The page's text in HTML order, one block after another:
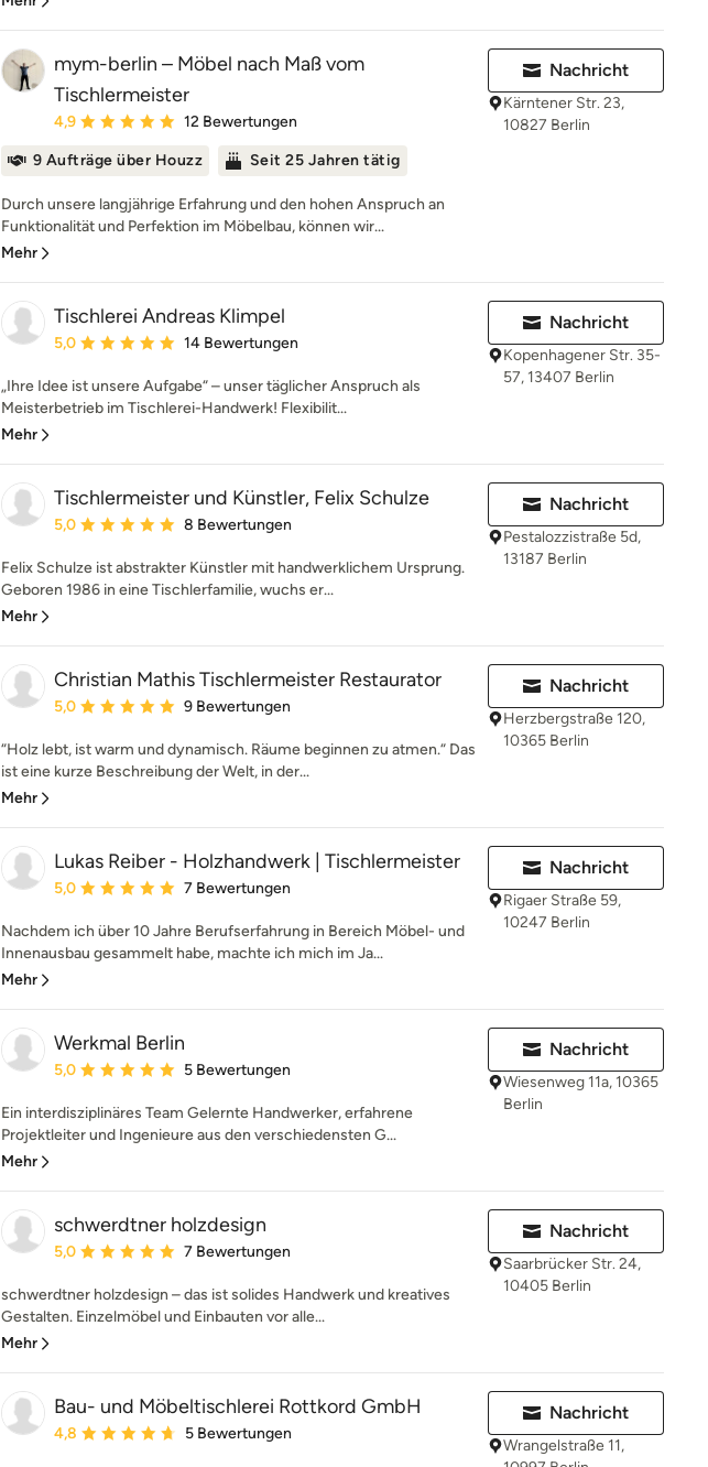
mym-berlin – Möbel nach Maß vom
Tischlermeister
Durchschnittliche Bewertung: 4.9 von 5 Sternen
4,9 12 Bewertungen
9 Aufträge über Houzz Seit 25 Jahren tätig
Durch unsere langjährige Erfahrung und den hohen Anspruch an
Funktionalität und Perfektion im Möbelbau, können wir...
Mehr
Nachricht
Kärntener Str. 23,
10827 Berlin
Tischlerei Andreas Klimpel
Durchschnittliche Bewertung: 5 von 5 Sternen
5,0 14 Bewertungen
„Ihre Idee ist unsere Aufgabe“ – unser täglicher Anspruch als
Meisterbetrieb im Tischlerei-Handwerk! Flexibilit...
Mehr
Nachricht
Kopenhagener Str. 35-
57, 13407 Berlin
Tischlermeister und Künstler, Felix Schulze
Durchschnittliche Bewertung: 5 von 5 Sternen
5,0 8 Bewertungen
Felix Schulze ist abstrakter Künstler mit handwerklichem Ursprung.
Geboren 1986 in eine Tischlerfamilie, wuchs er...
Mehr
Nachricht
Pestalozzistraße 5d,
13187 Berlin
Christian Mathis Tischlermeister Restaurator
Durchschnittliche Bewertung: 5 von 5 Sternen
5,0 9 Bewertungen
“Holz lebt, ist warm und dynamisch. Räume beginnen zu atmen.“ Das
ist eine kurze Beschreibung der Welt, in der...
Mehr
Nachricht
Herzbergstraße 120,
10365 Berlin
Lukas Reiber - Holzhandwerk | Tischlermeister
Durchschnittliche Bewertung: 5 von 5 Sternen
5,0 7 Bewertungen
Nachdem ich über 10 Jahre Berufserfahrung in Bereich Möbel- und
Innenausbau gesammelt habe, machte ich mich im Ja...
Mehr
Nachricht
Rigaer Straße 59,
10247 Berlin
Werkmal Berlin
Durchschnittliche Bewertung: 5 von 5 Sternen
5,0 5 Bewertungen
Ein interdisziplinäres Team Gelernte Handwerker, erfahrene
Projektleiter und Ingenieure aus den verschiedensten G...
Mehr
Nachricht
Wiesenweg 11a, 10365
Berlin
schwerdtner holzdesign
Durchschnittliche Bewertung: 5 von 5 Sternen
5,0 7 Bewertungen
schwerdtner holzdesign – das ist solides Handwerk und kreatives
Gestalten. Einzelmöbel und Einbauten vor alle...
Mehr
Nachricht
Saarbrücker Str. 24,
10405 Berlin
Bau- und Möbeltischlerei Rottkord GmbH
Durchschnittliche Bewertung: 4.8 von 5 Sternen
4,8 5 Bewertungen
Nachricht
Wrangelstraße 11,